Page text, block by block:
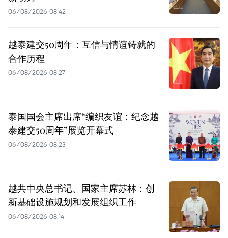
06/08/2026 08:42
越泰建交50周年：互信与情谊铸就的
合作历程
06/08/2026 08:27
泰国国会主席出席“编织友谊：纪念越
泰建交50周年”展览开幕式
06/08/2026 08:23
越共中央总书记、国家主席苏林：创
新基础设施规划和发展组织工作
06/08/2026 08:14